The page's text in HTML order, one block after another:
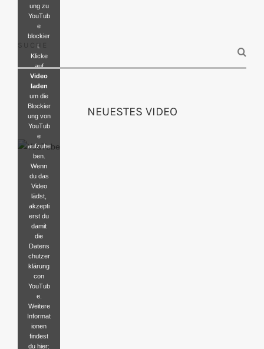
SUCHE
NEUESTES VIDEO
ung zu
YouTub
e
blockier
t.
Klicke
auf
Video
laden
um die
Blockier
ung von
YouTub
e
aufzuhe
ben.
Wenn
du das
Video
lädst,
akzepti
erst du
damit
die
Datens
chutzer
klärung
con
YouTub
e.
Weitere
Informat
ionen
findest
du hier: